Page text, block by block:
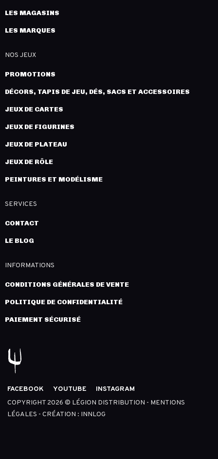
LES MAGASINS
LES MARQUES
NOS JEUX
PROMOTIONS
DÉCORS, TAPIS DE JEU, DÉS, SACS ET ACCESSOIRES
JEUX DE CARTES
JEUX DE FIGURINES
JEUX DE PLATEAU
JEUX DE RÔLE
PEINTURES ET MODÉLISME
SERVICES
CONTACT
LE BLOG
INFORMATIONS
CONDITIONS GÉNÉRALES DE VENTE
POLITIQUE DE CONFIDENTIALITÉ
PAIEMENT SÉCURISÉ
FACEBOOK YOUTUBE
INSTAGRAM
COPYRIGHT 2026 © LÉGION DISTRIBUTION - MENTIONS
LÉGALES - CRÉATION : INNLOG